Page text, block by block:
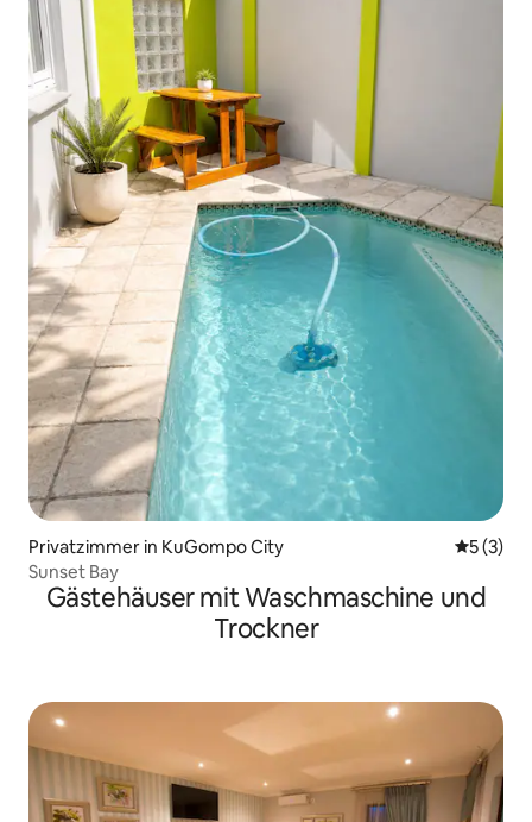
Privatzimmer in KuGompo City
5 (3)
Sunset Bay
Gästehäuser mit Waschmaschine und
Trockner